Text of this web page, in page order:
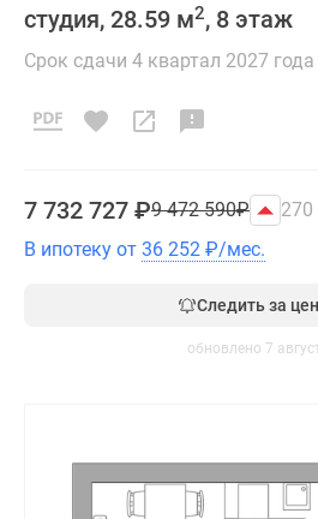
студия, 28.59 м2, 8 этаж
Срок сдачи 4 квартал 2027 года
7 732 727 ₽9 472 590₽ 270
В ипотеку от 36 252 ₽/мес.
Следить за
обновлено 7